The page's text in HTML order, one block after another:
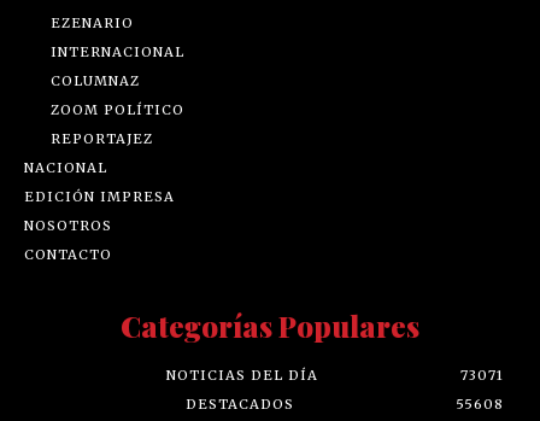
EZENARIO
INTERNACIONAL
COLUMNAZ
ZOOM POLÍTICO
REPORTAJEZ
NACIONAL
EDICIÓN IMPRESA
NOSOTROS
CONTACTO
Categorías Populares
NOTICIAS DEL DÍA
73071
DESTACADOS
55608